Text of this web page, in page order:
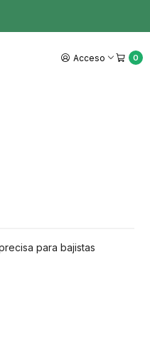
Acceso 0
para bajistas